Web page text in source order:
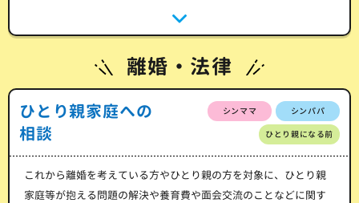
離婚・法律
ひとり親家庭への
相談
シンママ シンパパ
ひとり親になる前
これから離婚を考えている方やひとり親の方を対象に、ひとり親
家庭等が抱える問題の解決や養育費や面会交流のことなどに関す